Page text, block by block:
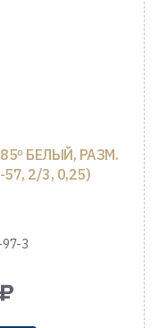
БЕЛЫЙ, РАЗМ.
2/3, 0,25)
97-3